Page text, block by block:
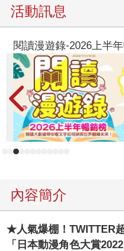
活動訊息
銷榜
內容簡介
★人氣爆棚！TWITTER
「日本動漫角色大賞